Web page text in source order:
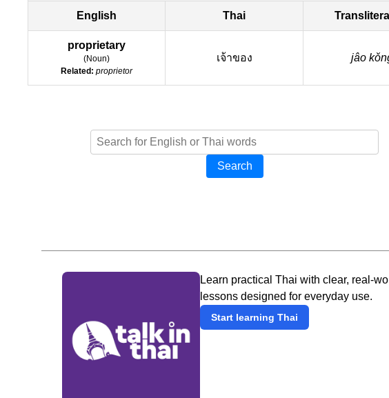
English Thai
proprietary
(Noun)
Related: proprietor
เจ้าของ jâo
Search
Learn practical Thai with clear, real-
lessons designed for everyday use.
Start learning Thai